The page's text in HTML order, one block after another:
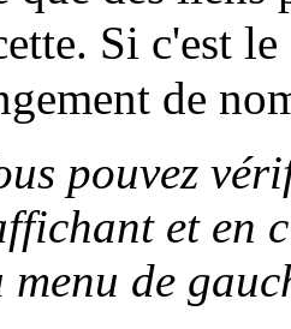
Si c'est
de
pouvez
et en
de